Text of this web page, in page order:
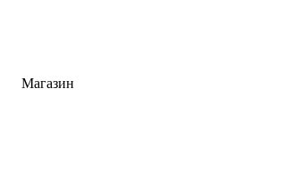
Магазин